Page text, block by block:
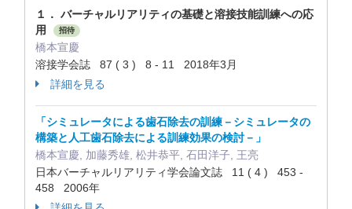
１． バーチャルリアリティの基礎と溶接技能訓練への応
用
招待
橋本宣慶
溶接学会誌 87 ( 3 ) 8 - 11 2018年3月
詳細を見る
「シミュレータによる歯石除去の訓練－シミュレータの
構築と人工歯石除去による訓練効果の検討－」
橋本宣慶, 加藤秀雄, 松井恭平, 石田洋子, 王亮
日本バーチャルリアリティ学会論文誌 11 ( 4 ) 453 -
458 2006年